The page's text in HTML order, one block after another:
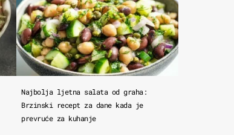
Najbolja ljetna salata od graha:
Brzinski recept za dane kada je
prevruće za kuhanje